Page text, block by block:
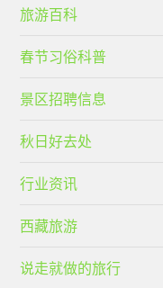
旅游百科
春节习俗科普
景区招聘信息
秋日好去处
行业资讯
西藏旅游
说走就做的旅行